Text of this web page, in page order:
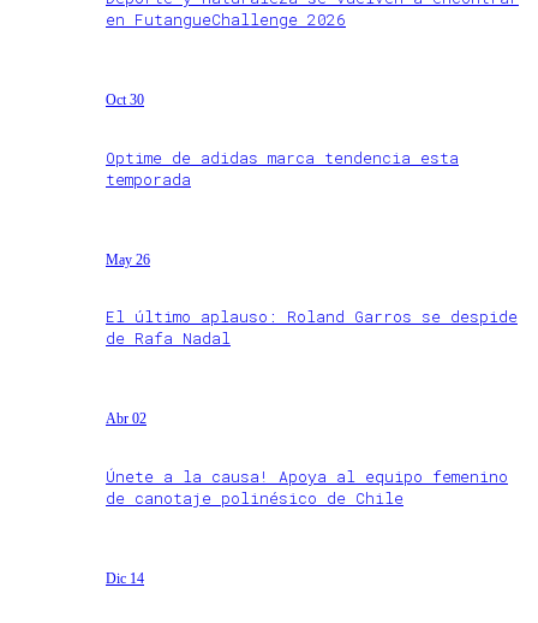
en FutangueChallenge 2026
Oct 30
Optime de adidas marca tendencia esta
temporada
May 26
El último aplauso: Roland Garros se despide
de Rafa Nadal
Abr 02
Únete a la causa! Apoya al equipo femenino
de canotaje polinésico de Chile
Dic 14